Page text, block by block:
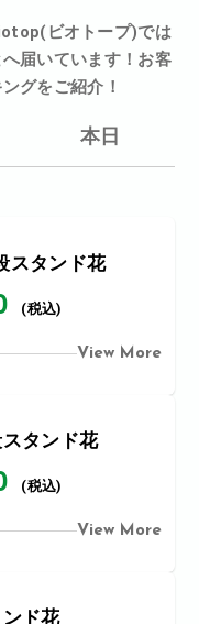
ビオトープ)では
届いています！お客
グをご紹介！
本日
スタンド花
(税込)
View More
タンド花
(税込)
View More
ド花